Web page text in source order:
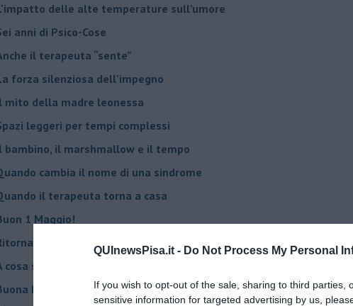
QUInewsPisa.it - Do Not Process My Personal
If you wish to opt-out of the sale, sharing to third parties,
sensitive information for targeted advertising by us,
delle alte temperature sull’umore
anni di Psico-Cose
il terapeuta “sente”
forza silenziosa dell'impegno
mito della madre leonessa
leggeri per tempi complessi
bambino, il marshmallow e il tempo
cambia il nome di una sindrome
il terapeuta torna a casa
1 Maggio!
indietro di vent’anni
cosa serve davvero la psicoterapia
Pasqua e … buona rinascita!